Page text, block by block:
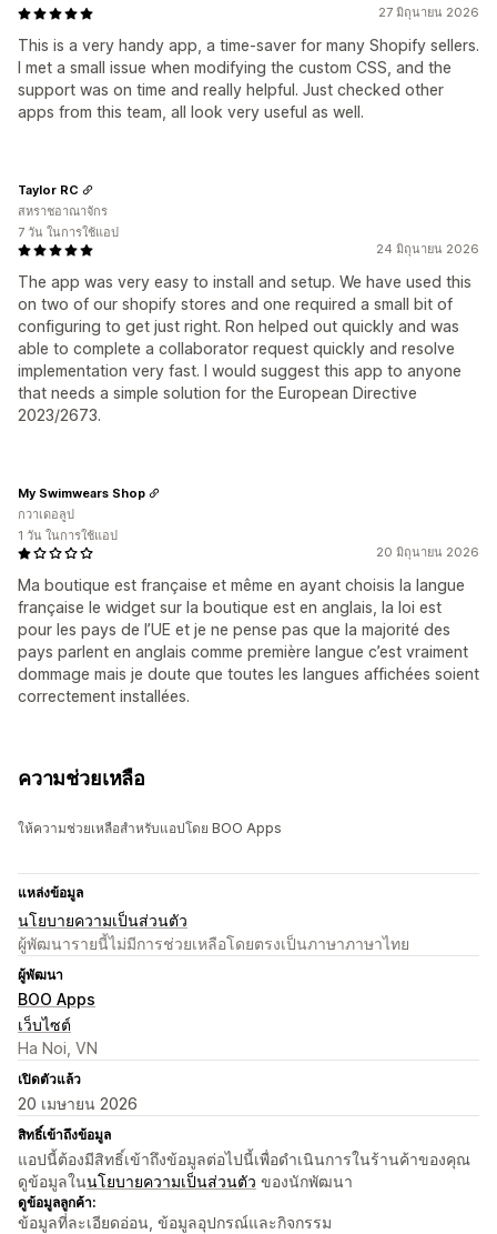
27 มิถุนายน 2026
This is a very handy app, a time-saver for many Shopify sellers.
I met a small issue when modifying the custom CSS, and the
support was on time and really helpful. Just checked other
apps from this team, all look very useful as well.
24 มิถุนายน 2026
The app was very easy to install and setup. We have used this
on two of our shopify stores and one required a small bit of
configuring to get just right. Ron helped out quickly and was
able to complete a collaborator request quickly and resolve
implementation very fast. I would suggest this app to anyone
that needs a simple solution for the European Directive
2023/2673.
Taylor RC
สหราชอาณาจักร
7 วัน ในการใช้แอป
20 มิถุนายน 2026
Ma boutique est française et même en ayant choisis la langue
française le widget sur la boutique est en anglais, la loi est
pour les pays de l’UE et je ne pense pas que la majorité des
pays parlent en anglais comme première langue c’est vraiment
dommage mais je doute que toutes les langues affichées soient
correctement installées.
My Swimwears Shop
กวาเดอลูป
1 วัน ในการใช้แอป
ความช่วยเหลือ
ให้ความช่วยเหลือสำหรับแอปโดย BOO Apps
แหล่งข้อมูล
นโยบายความเป็นส่วนตัว
ผู้พัฒนารายนี้ไม่มีการช่วยเหลือโดยตรงเป็นภาษาภาษาไทย
ผู้พัฒนา
BOO Apps
เว็บไซต์
Ha Noi, VN
เปิดตัวแล้ว
20 เมษายน 2026
สิทธิ์เข้าถึงข้อมูล
แอปนี้ต้องมีสิทธิ์เข้าถึงข้อมูลต่อไปนี้เพื่อดำเนินการในร้านค้าของคุณ
ดูข้อมูลในนโยบายความเป็นส่วนตัว ของนักพัฒนา
ดูข้อมูลลูกค้า:
ข้อมูลที่ละเอียดอ่อน, ข้อมูลอุปกรณ์และกิจกรรม